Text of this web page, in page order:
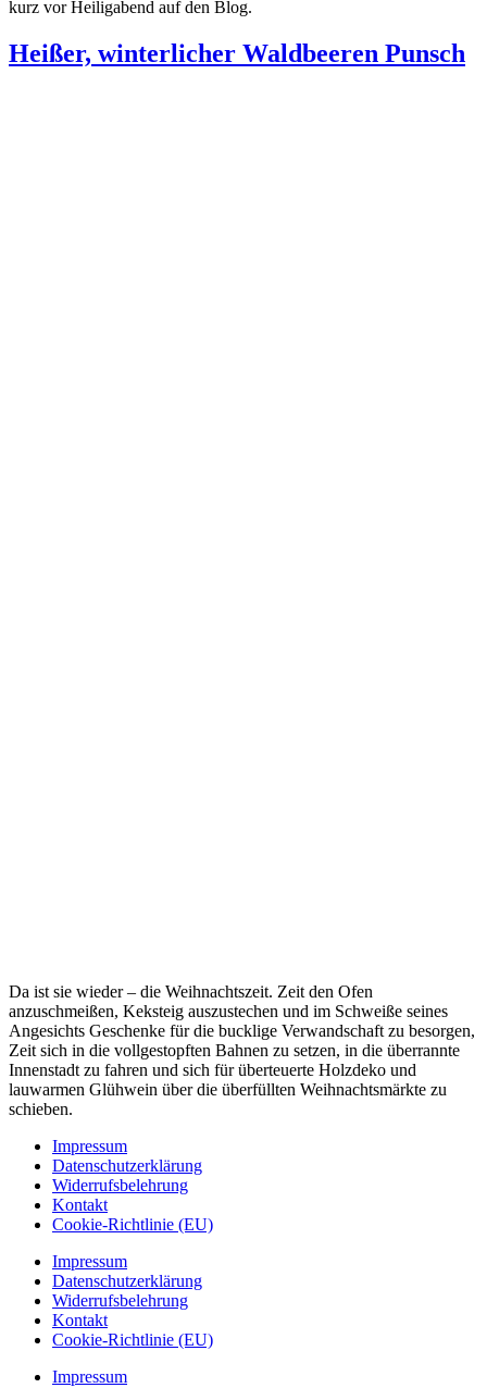
kurz vor Heiligabend auf den Blog.
Heißer, winterlicher Waldbeeren Punsch
Da ist sie wieder – die Weihnachtszeit. Zeit den Ofen
anzuschmeißen, Keksteig auszustechen und im Schweiße seines
Angesichts Geschenke für die bucklige Verwandschaft zu besorgen,
Zeit sich in die vollgestopften Bahnen zu setzen, in die überrannte
Innenstadt zu fahren und sich für überteuerte Holzdeko und
lauwarmen Glühwein über die überfüllten Weihnachtsmärkte zu
schieben.
Impressum
Datenschutzerklärung
Widerrufsbelehrung
Kontakt
Cookie-Richtlinie (EU)
Impressum
Datenschutzerklärung
Widerrufsbelehrung
Kontakt
Cookie-Richtlinie (EU)
Impressum